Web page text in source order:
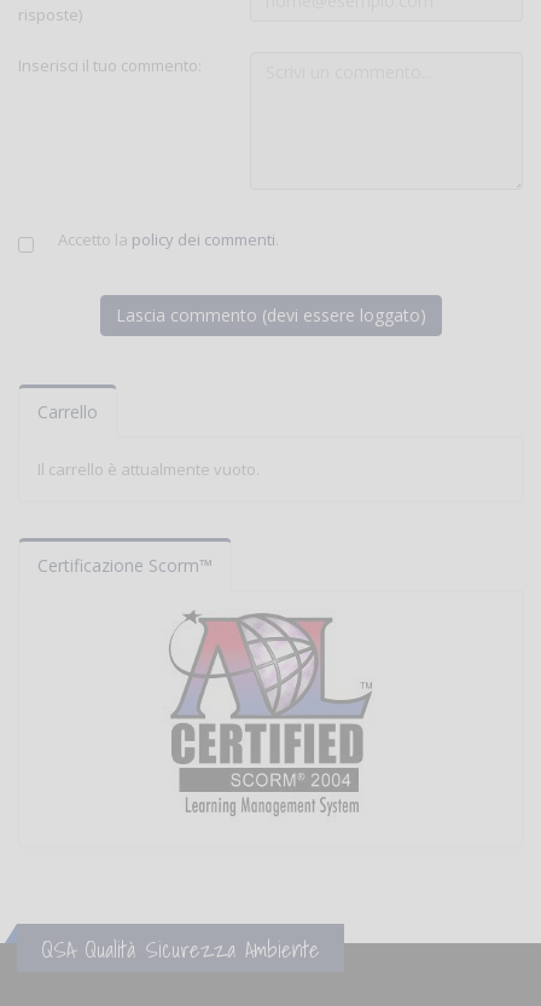
risposte)
Inserisci il tuo commento:
Accetto la policy dei commenti.
Carrello
Il carrello è attualmente vuoto.
Certificazione Scorm™
QSA Qualità Sicurezza Ambiente